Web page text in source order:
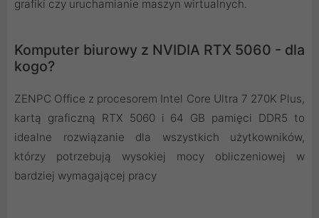
grafiki czy uruchamianie maszyn wirtualnych.
Komputer biurowy z NVIDIA RTX 5060 - dla
kogo?
ZENPC Office z procesorem Intel Core Ultra 7 270K Plus,
kartą graficzną RTX 5060 i 64 GB pamięci DDR5 to
idealne rozwiązanie dla wszystkich użytkowników,
którzy potrzebują wysokiej mocy obliczeniowej w
bardziej wymagającej pracy